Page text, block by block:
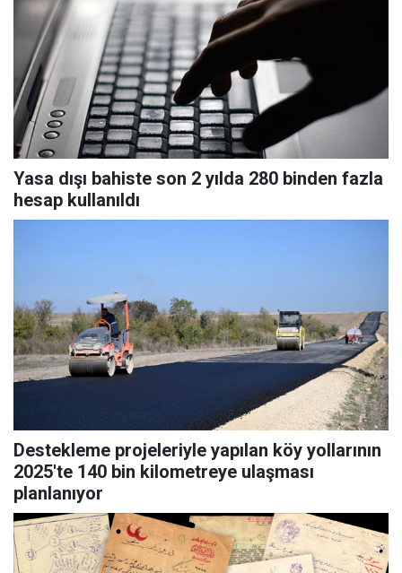
Yasa dışı bahiste son 2 yılda 280 binden fazla
hesap kullanıldı
Destekleme projeleriyle yapılan köy yollarının
2025'te 140 bin kilometreye ulaşması
planlanıyor